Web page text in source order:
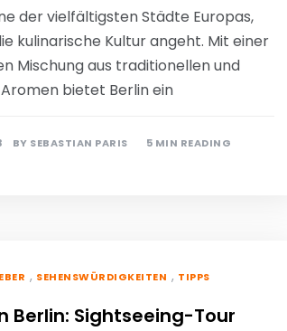
der vielfältigsten Städte Europas,
kulinarische Kultur angeht. Mit einer
Mischung aus traditionellen und
bietet Berlin ein
BY SEBASTIAN PARIS 5 MIN READING
, SEHENSWÜRDIGKEITEN , TIPPS
Berlin: Sightseeing-Tour